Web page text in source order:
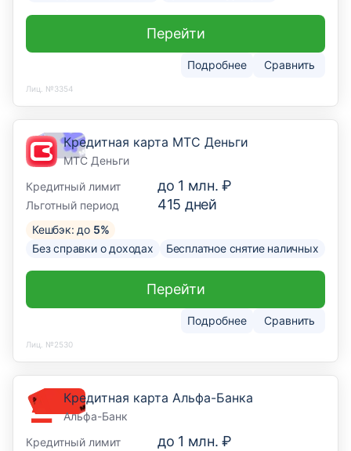
Подробнее Сравнить
Перейти
Лиц. №3354
Кредитная карта МТС Деньги
МТС Деньги
Кредитный лимит
до 1 млн. ₽
Льготный период 415 дней
Кешбэк: до 5%
Без справки о доходах
Бесплатное снятие наличных
Подробнее Сравнить
Перейти
Лиц. №2530
Кредитная карта Альфа-Банка
Альфа-Банк
Кредитный лимит
до 1 млн. ₽